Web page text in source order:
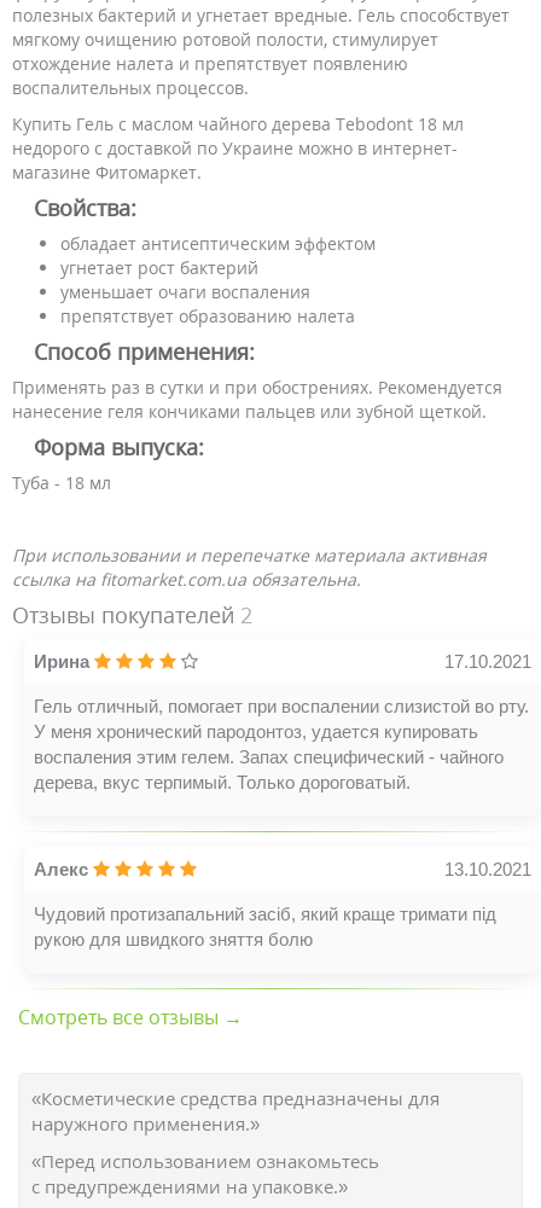
полезных бактерий и угнетает вредные. Гель способствует
мягкому очищению ротовой полости, стимулирует
отхождение налета и препятствует появлению
воспалительных процессов.
Купить Гель с маслом чайного дерева Tebodont 18 мл
недорого с доставкой по Украине можно в интернет-
магазине Фитомаркет.
Свойства:
обладает антисептическим эффектом
угнетает рост бактерий
уменьшает очаги воспаления
препятствует образованию налета
Способ применения:
Применять раз в сутки и при обострениях. Рекомендуется
нанесение геля кончиками пальцев или зубной щеткой.
Форма выпуска:
Туба - 18 мл
При использовании и перепечатке материала активная
ссылка на fitomarket.com.ua обязательна.
Отзывы покупателей 2
Ирина 17.10.2021
Гель отличный, помогает при воспалении слизистой во рту.
У меня хронический пародонтоз, удается купировать
воспаления этим гелем. Запах специфический - чайного
дерева, вкус терпимый. Только дороговатый.
Алекс 13.10.2021
Чудовий протизапальний засіб, який краще тримати під
рукою для швидкого зняття болю
Смотреть все отзывы →
«Косметические средства предназначены для
наружного применения.»
«Перед использованием ознакомьтесь
с предупреждениями на упаковке.»